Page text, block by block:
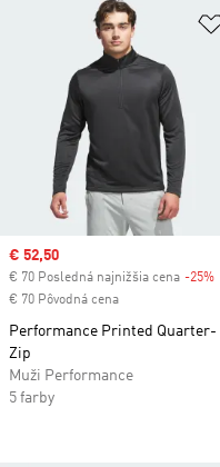
Sale price
€ 52,50
€ 70 Posledná najnižšia cena -25%
€ 70 Pôvodná cena
Performance Printed Quarter-
Zip
Muži Performance
5 farby